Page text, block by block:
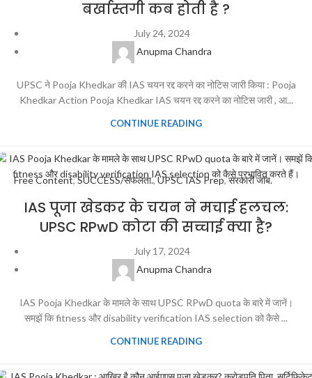
बर्खास्तगी कब होती है ?
July 24, 2024
Anupma Chandra
UPSC ने Pooja Khedkar की IAS चयन रद्द करने का नोटिस जारी किया : Pooja
Khedkar Action Pooja Khedkar IAS चयन रद्द करने का नोटिस जारी , आ...
CONTINUE READING
Free Content,SUCCESS/सफलता.,UPSC IAS Prep,सरकारी जॉब.
IAS पूजा खेडकर के चयन ने मचाई हलचल:
UPSC RPwD कोटा की सच्चाई क्या है?
July 17, 2024
Anupma Chandra
IAS Pooja Khedkar के मामले के साथ UPSC RPwD quota के बारे में जानें।
समझें कि fitness और disability verification IAS selection को कैसे ...
CONTINUE READING